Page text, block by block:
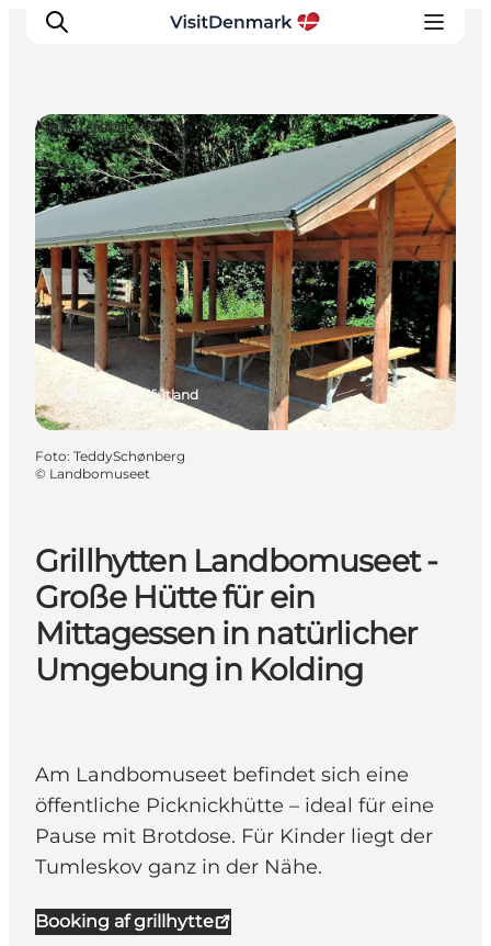
Inspiration
Regionen
Erlebnisse
Unterkünfte
Reiseplanung
Grillhytten Landbomuseet -
Große Hütte für ein
Mittagessen in natürlicher
Umgebung in Kolding
Am Landbomuseet befindet sich eine
öffentliche Picknickhütte – ideal für eine
Pause mit Brotdose. Für Kinder liegt der
Tumleskov ganz in der Nähe.
Booking af grillhytte
Kolding, Südjütland
Naturgebiete
Foto: TeddySchønberg
© Landbomuseet